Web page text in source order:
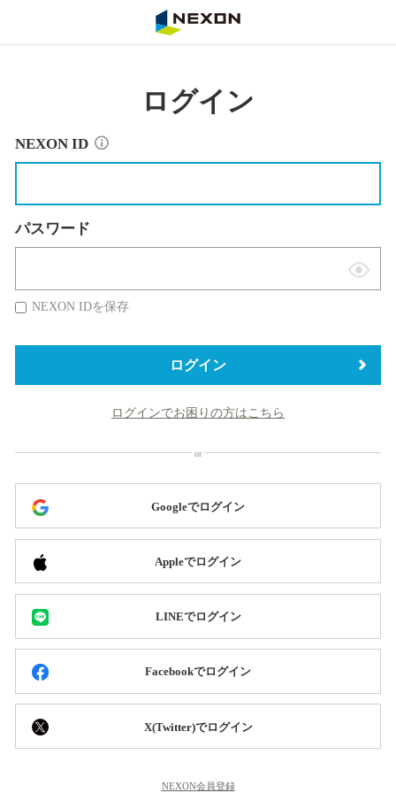
ログイン
NEXON ID
パスワード
表
替
NEXON IDを保存
ログイン
ログインでお困りの方はこちら
Googleでログイン
Appleでログイン
LINEでログイン
Facebookでログイン
X(Twitter)でログイン
NEXON会員登録